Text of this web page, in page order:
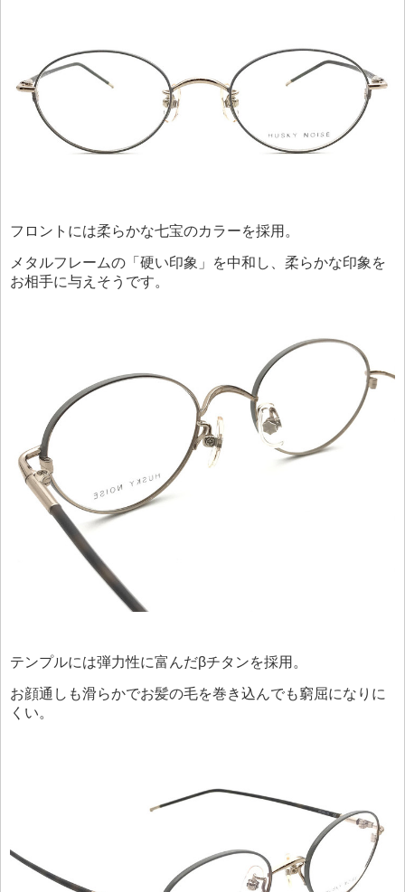
フロントには柔らかな七宝のカラーを採用。
メタルフレームの「硬い印象」を中和し、柔らかな印象を
お相手に与えそうです。
テンプルには弾力性に富んだβチタンを採用。
お顔通しも滑らかでお髪の毛を巻き込んでも窮屈になりに
くい。